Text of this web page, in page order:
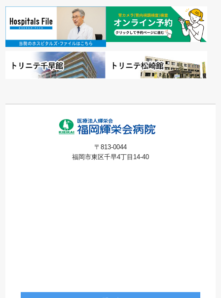
〒813-0044
福岡市東区千早4丁目14-40